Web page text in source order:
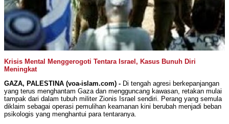
Krisis Mental Menggerogoti Tentara Israel, Kasus Bunuh Diri
Meningkat
GAZA, PALESTINA (voa-islam.com) - Di tengah agresi berkepanjangan
yang terus menghantam Gaza dan mengguncang kawasan, retakan mulai
tampak dari dalam tubuh militer Zionis Israel sendiri. Perang yang semula
diklaim sebagai operasi pemulihan keamanan kini berubah menjadi beban
psikologis yang menghantui para tentaranya.